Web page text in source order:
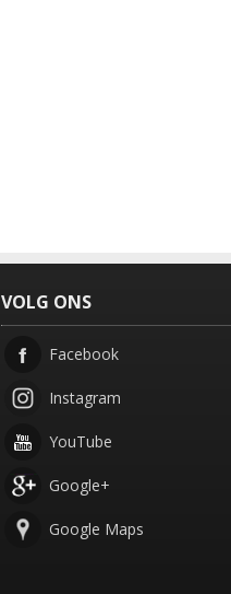
VOLG ONS
Facebook
Instagram
YouTube
Google+
Google Maps